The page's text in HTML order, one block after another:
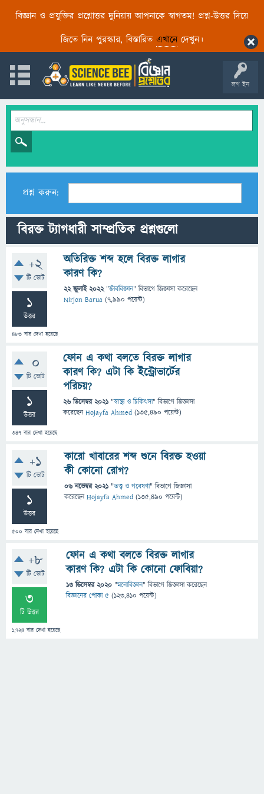
বিজ্ঞান ও প্রযুক্তির প্রশ্নোত্তর দুনিয়ায় আপনাকে স্বাগতম! প্রশ্ন-উত্তর দিয়ে
জিতে নিন পুরস্কার, বিস্তারিত এখানেদেখুন।
লগ ইন
প্রশ্ন করুন:
বিরক্ত ট্যাগধারী সাম্প্রতিক প্রশ্নগুলো
+2
টি ভোট
1
উত্তর
483 বার দেখা হয়েছে
অতিরিক্ত শব্দ হলে বিরক্ত লাগার
কারণ কি?
22 জুলাই 2022 "জীববিজ্ঞান" বিভাগে জিজ্ঞাসাকরেছেন
Nirjon Barua (7,990 পয়েন্ট)
0
টি ভোট
1
উত্তর
347 বার দেখা হয়েছে
ফোন এ কথা বলতে বিরক্ত লাগার
কারণ কি? এটা কি ইন্ট্রোভার্টের
পরিচয়?
26 ডিসেম্বর 2021 "স্বাস্থ্য ও চিকিৎসা" বিভাগে জিজ্ঞাসা
করেছেনHojayfa Ahmed (135,490 পয়েন্ট)
+1
টি ভোট
1
উত্তর
500 বার দেখা হয়েছে
কারো খাবারের শব্দ শুনে বিরক্ত হওয়া
কী কোনো রোগ?
06 নভেম্বর 2021 "তত্ত্ব ও গবেষণা" বিভাগে জিজ্ঞাসা
করেছেনHojayfa Ahmed (135,490 পয়েন্ট)
+8
টি ভোট
3
টি উত্তর
1,724 বার দেখা হয়েছে
ফোন এ কথা বলতে বিরক্ত লাগার
কারণ কি? এটা কি কোনো ফোবিয়া?
13 ডিসেম্বর 2020 "মনোবিজ্ঞান" বিভাগে জিজ্ঞাসাকরেছেন
বিজ্ঞানের পোকা ৫ (123,410 পয়েন্ট)